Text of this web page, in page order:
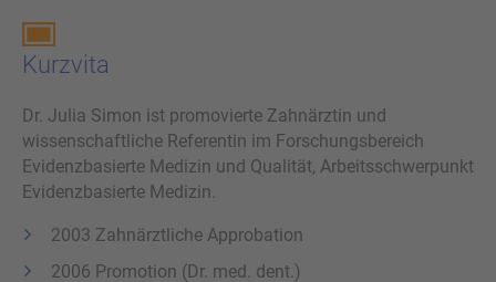
Kurz­vi­ta
Dr. Julia Simon ist promovierte Zahnärztin und
wissenschaftliche Referentin im Forschungsbereich
Evidenzbasierte Medizin und Qualität, Arbeitsschwerpunkt
Evidenzbasierte Medizin.
2003 Zahnärztliche Approbation
2006 Promotion (Dr. med. dent.)